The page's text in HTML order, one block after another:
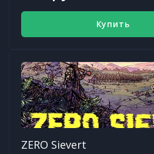
Купить
ZERO Sievert